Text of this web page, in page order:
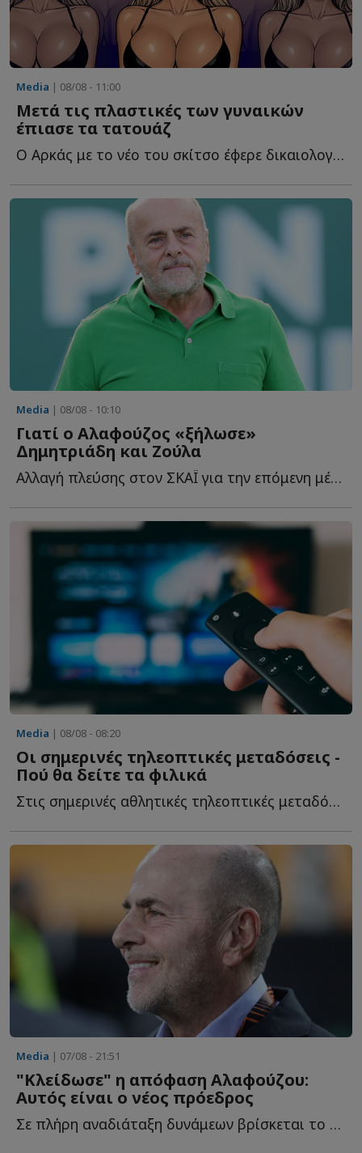
Media | 08/08 - 11:00
Μετά τις πλαστικές των γυναικών
έπιασε τα τατουάζ
Ο Αρκάς με το νέο του σκίτσο έφερε δικαιολογημένα α...
Media | 08/08 - 10:10
Γιατί ο Αλαφούζος «ξήλωσε»
Δημητριάδη και Ζούλα
Αλλαγή πλεύσης στον ΣΚΑΪ για την επόμενη μέρα. Δεν ή...
Media | 08/08 - 08:20
Οι σημερινές τηλεοπτικές μεταδόσεις -
Πού θα δείτε τα φιλικά
Στις σημερινές αθλητικές τηλεοπτικές μεταδόσεις ξεχωρίζουν τ...
Media | 07/08 - 21:51
"Κλείδωσε" η απόφαση Αλαφούζου:
Αυτός είναι ο νέος πρόεδρος
Σε πλήρη αναδιάταξη δυνάμεων βρίσκεται το κανάλι του Φ...